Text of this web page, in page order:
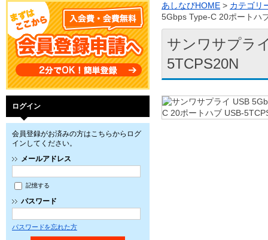
ログイン
会員登録がお済みの方はこちらからログ
インしてください。
メールアドレス
記憶する
パスワード
パスワードを忘れた方
あしなびHOME > カテゴリ
5Gbps Type-C 20ポートハ
サンワサプラ
5TCPS20N